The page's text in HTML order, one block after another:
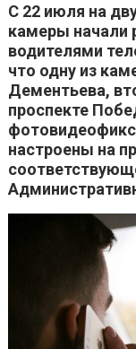
С 22 июля на
камеры начали
водителями
что одну из
Дементьева,
проспекте
настроены на